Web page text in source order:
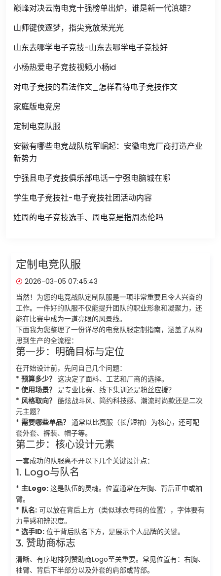
巅峰对决云南电竞十强榜单出炉，谁是新一代滇雄？
山师键侠逐梦，指尖竞放荣光光
山东去哪学电子竞技-山东去哪学电子竞技好
小杨热爱电子竞技视频,小杨id
对电子竞技的看法作文_怎样看待电子竞技作文
家庭版电竞房
定制电竞队服
安徽有哪些电竞战队皖军崛起：安徽电竞厂商打造产业
新势力
宁强县电子竞技俱乐部电话—宁强电脑城在哪
学生电子竞技社-电子竞技社团活动内容
姓周的电子竞技选手、周电竞是指周杰伦吗
定制电竞队服
2026-03-05 07:45:43
当然！为您的电竞战队定制队服是一项非常重要且令人兴奋的
工作。一件好的队服不仅能提升团队的职业形象和凝聚力，还
能在比赛中成为一道亮眼的风景线。
下面我为您整理了一份详尽的电竞队服定制指南，涵盖了从构
思到生产的全流程：
第一步：明确目标与定位
在开始设计前，先问自己几个问题：
* 预算多少？ 这决定了面料、工艺和厂商的选择。
* 使用场景？ 是专业比赛、线下集训还是粉丝应援？
* 风格取向？ 酷炫战斗风、简约科技感、潮流时尚款还是二次
元主题？
* 需要哪些单品？ 通常以比赛服（长/短袖）为核心，还可配
套外套、裤装、帽子等。
第二步：核心设计元素
一套成功的队服离不开以下几个关键设计点：
1. Logo与队名
* 主Logo: 这是队伍的灵魂。位置通常在左胸、背后正中或袖
臂。
* 队名: 可以放在背后上方（类似球衣号码的位置），字体要有
力量感和辨识度。
* 选手ID: 位于背后队名下方，是展示个人品牌的关键。
3. 赞助商标志
清晰、有序地排列赞助商Logo至关重要。常见位置有：右胸、
袖臂、背后下半部分以及外套的肩部或背部。